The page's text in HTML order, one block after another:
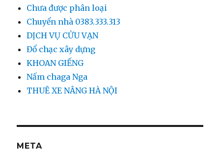
Chưa được phân loại
Chuyển nhà 0383.333.313
DỊCH VỤ CỬU VẠN
Đổ chạc xây dựng
KHOAN GIẾNG
Nấm chaga Nga
THUÊ XE NÂNG HÀ NỘI
META